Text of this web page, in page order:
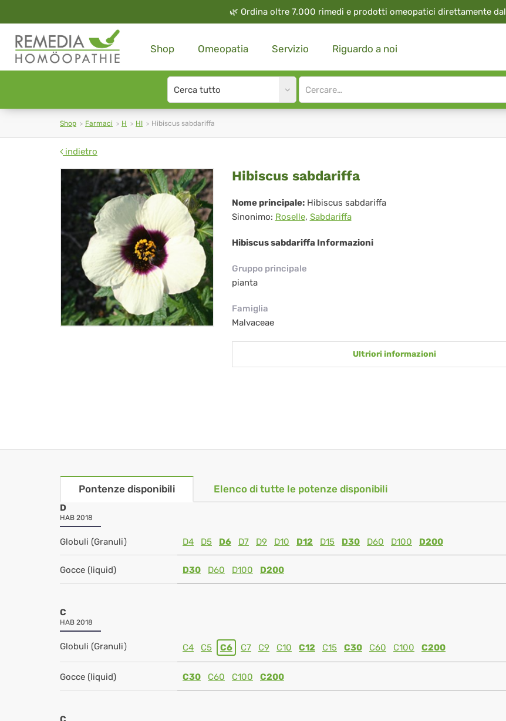
🌿 Ordina oltre 7.000 rimedi e prodotti omeopatici direttamente dal
Shop Omeopatia Servizio Riguardo a noi
Search
type
Site
search
Shop Farmaci H HI Hibiscus sabdariffa
indietro
Hibiscus
sabdariffa
Hibiscus sabdariffa
Nome principale: Hibiscus sabdariffa
Sinonimo: Roselle, Sabdariffa
Hibiscus sabdariffa Informazioni
Gruppo principale
pianta
Famiglia
Malvaceae
Ultriori informazioni
Pontenze disponibili Elenco di tutte le potenze disponibili
D
HAB 2018
Globuli (Granuli) D4 D5 D6 D7 D9 D10 D12 D15 D30 D60 D100 D200
Gocce (liquid) D30 D60 D100 D200
C
HAB 2018
Globuli (Granuli) C4 C5 C6 C7 C9 C10 C12 C15 C30 C60 C100 C200
Gocce (liquid) C30 C60 C100 C200